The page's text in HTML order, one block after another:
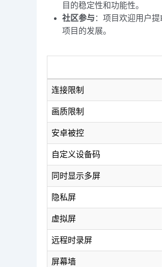
目的稳定性和功能性。
社区参与 ：项目欢迎用户
项目的发展。
连接限制
画质限制
安卓被控
自定义设备码
同时显示多屏
隐私屏
虚拟屏
远程时录屏
屏幕墙